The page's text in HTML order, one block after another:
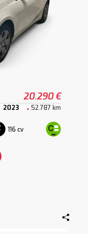
20.290 €
2023 52.787 km
116 cv